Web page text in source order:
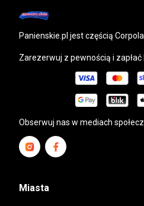
panienskie.pl jest częścią
Zarezerwuj z pewnością i
Obserwuj nas w mediach
Miasta